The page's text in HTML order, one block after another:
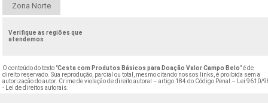
Zona Norte
Verifique as regiões que
atendemos
O conteúdo do texto "Cesta com Produtos Básicos para Doação Valor Campo Belo" é de
direito reservado. Sua reprodução, parcial ou total, mesmo citando nossos links, é proibida sem a
autorização do autor. Crime de violação de direito autoral – artigo 184 do Código Penal –
Lei 9610/
- Lei de direitos autorais